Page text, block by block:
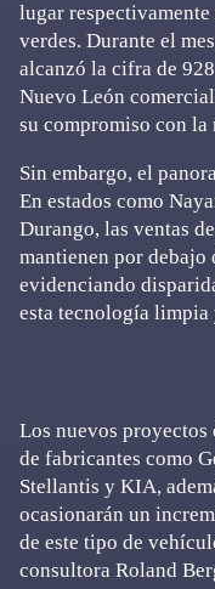
lugar
verdes. Durante el
alcanzó la cifra de
Nuevo León
su compromiso con
Sin embargo, el
En estados como
Durango, las ventas
mantienen por debajo
evidenciando
esta tecnología limpia
Los nuevos proyectos
de fabricantes como
Stellantis y KIA,
ocasionarán un
de este tipo de
consultora Roland